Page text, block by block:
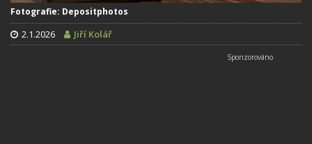
Fotografie: Depositphotos
2.1.2026 Jiří Kolář